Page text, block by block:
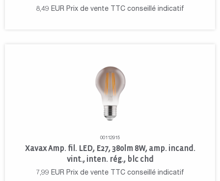
8,49 EUR Prix de vente TTC conseillé indicatif
00112915
Xavax Amp. fil. LED, E27, 380lm 8W, amp. incand.
vint., inten. rég., blc chd
7,99 EUR Prix de vente TTC conseillé indicatif